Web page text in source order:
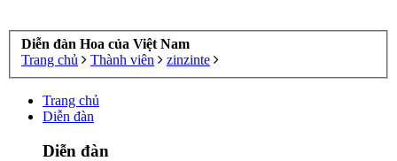
Diễn đàn Hoa của Việt Nam
Trang chủ
Thành viên zinzinte
Trang chủ
Diễn đàn
Diễn đàn